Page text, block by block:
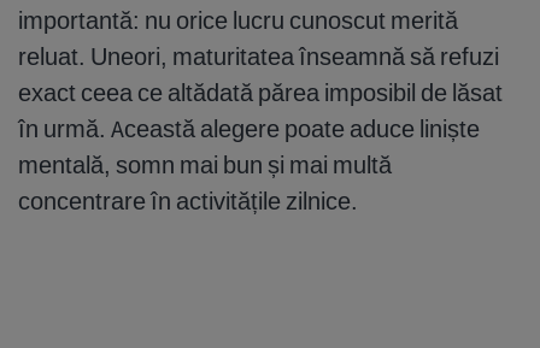
importantă: nu orice lucru cunoscut merită
reluat. Uneori, maturitatea înseamnă să refuzi
exact ceea ce altădată părea imposibil de lăsat
în urmă. Această alegere poate aduce liniște
mentală, somn mai bun și mai multă
concentrare în activitățile zilnice.